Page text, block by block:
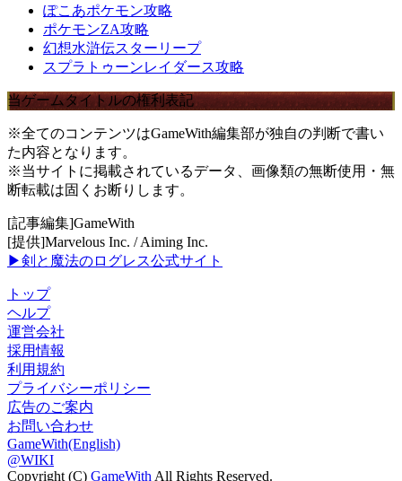
ぽこあポケモン攻略
ポケモンZA攻略
幻想水滸伝スターリープ
スプラトゥーンレイダース攻略
当ゲームタイトルの権利表記
※全てのコンテンツはGameWith編集部が独自の判断で書い
た内容となります。
※当サイトに掲載されているデータ、画像類の無断使用・無
断転載は固くお断りします。
[記事編集]GameWith
[提供]Marvelous Inc. / Aiming Inc.
▶剣と魔法のログレス公式サイト
トップ
ヘルプ
運営会社
採用情報
利用規約
プライバシーポリシー
広告のご案内
お問い合わせ
GameWith(English)
@WIKI
Copyright (C) GameWith All Rights Reserved.